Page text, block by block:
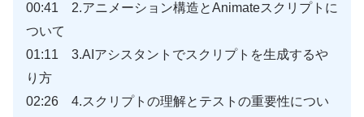
00:41 2.アニメーション構造とAnimateスクリプトに
ついて
01:11 3.AIアシスタントでスクリプトを生成するや
り方
02:26 4.スクリプトの理解とテストの重要性につい